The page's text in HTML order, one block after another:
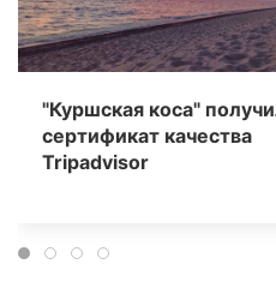
"Куршская коса"
сертификат качества
Tripаdvisor